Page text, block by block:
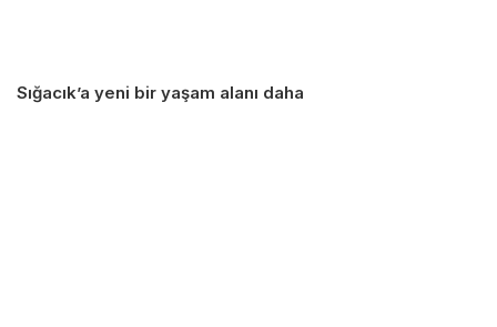
Sığacık’a yeni bir yaşam alanı daha